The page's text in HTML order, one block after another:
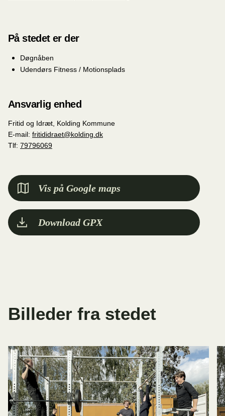
På stedet er der
Døgnåben
Udendørs Fitness / Motionsplads
Ansvarlig enhed
Fritid og Idræt, Kolding Kommune
E-mail: fritididraet@kolding.dk
Tlf: 79796069
Vis på Google maps
Download GPX
Billeder fra stedet